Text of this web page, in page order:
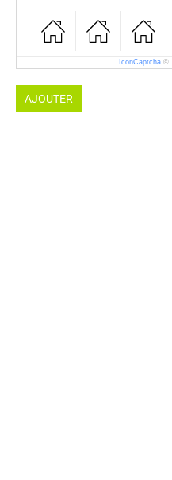
IconCaptcha ©
AJOUTER